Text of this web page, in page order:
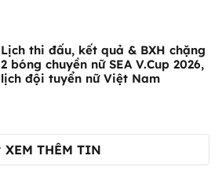
Lịch thi đấu, kết quả & BXH chặng
2 bóng chuyền nữ SEA V.Cup 2026,
lịch đội tuyển nữ Việt Nam
XEM THÊM TIN